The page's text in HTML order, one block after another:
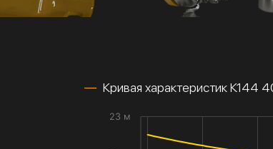
Кривая характеристик
23 м